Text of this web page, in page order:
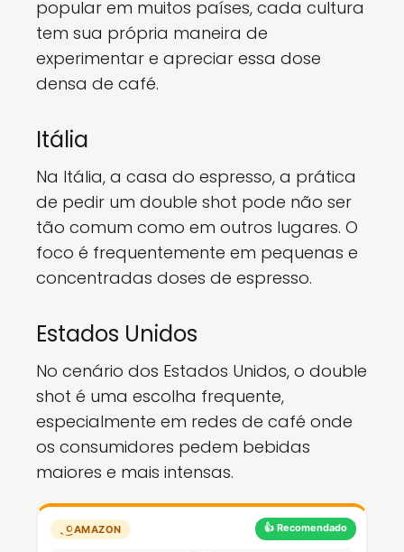
popular em muitos países, cada cultura
tem sua própria maneira de
experimentar e apreciar essa dose
densa de café.
Itália
Na Itália, a casa do espresso, a prática
de pedir um double shot pode não ser
tão comum como em outros lugares. O
foco é frequentemente em pequenas e
concentradas doses de espresso.
Estados Unidos
No cenário dos Estados Unidos, o double
shot é uma escolha frequente,
especialmente em redes de café onde
os consumidores pedem bebidas
maiores e mais intensas.
👍 Recomendado
AMAZON